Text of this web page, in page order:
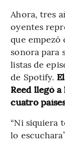
Ahora, tres
oyentes
que empezó
sonora para
listas de
de Spotify.
Reed llegó
cuatro
“Ni siquiera
lo